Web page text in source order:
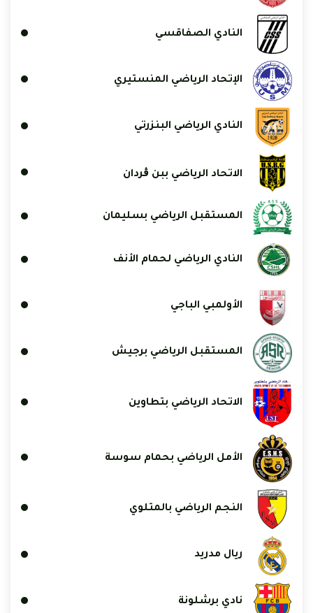
النادي الصفاقسي
الإتحاد الرياضي المنستيري
النادي الرياضي البنزرتي
الاتحاد الرياضي ببن ڨردان
المستقبل الرياضي بسليمان
النادي الرياضي لحمام الأنف
الأولمبي الباجي
المستقبل الرياضي برجيش
الاتحاد الرياضي بتطاوين
الأمل الرياضي بحمام سوسة
النجم الرياضي بالمتلوي
ريال مدريد
نادي برشلونة